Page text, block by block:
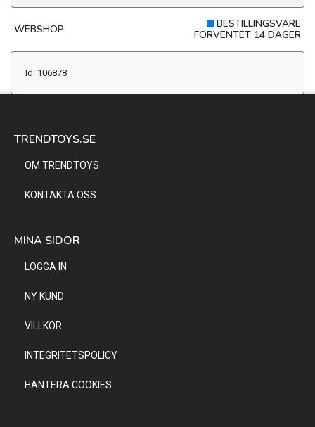
WEBSHOP
BESTILLINGSVARE
FORVENTET 14 DAGER
Id: 106878
TRENDTOYS.SE
OM TRENDTOYS
KONTAKTA OSS
MINA SIDOR
LOGGA IN
NY KUND
VILLKOR
INTEGRITETSPOLICY
HANTERA COOKIES